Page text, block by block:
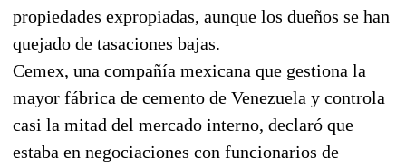
propiedades expropiadas, aunque los dueños se han
quejado de tasaciones bajas.
Cemex, una compañía mexicana que gestiona la
mayor fábrica de cemento de Venezuela y controla
casi la mitad del mercado interno, declaró que
estaba en negociaciones con funcionarios de